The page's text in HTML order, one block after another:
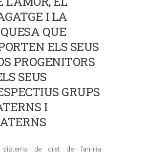
I LA
QUE
ELS SEUS
PROGENITORS
SEUS
GRUPS
I
de dret de família